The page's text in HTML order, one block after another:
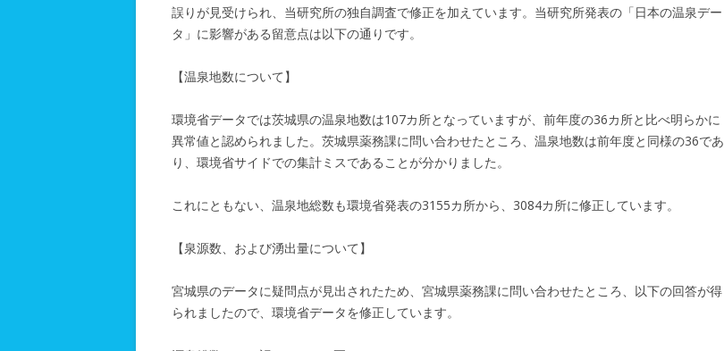
誤りが見受けられ、当研究所の独自調査で修正を加えています。当研究所発表の「日本の温泉デー
タ」に影響がある留意点は以下の通りです。
【温泉地数について】
環境省データでは茨城県の温泉地数は107カ所となっていますが、前年度の36カ所と比べ明らかに
異常値と認められました。茨城県薬務課に問い合わせたところ、温泉地数は前年度と同様の36であ
り、環境省サイドでの集計ミスであることが分かりました。
これにともない、温泉地総数も環境省発表の3155カ所から、3084カ所に修正しています。
【泉源数、および湧出量について】
宮城県のデータに疑問点が見出されたため、宮城県薬務課に問い合わせたところ、以下の回答が得
られましたので、環境省データを修正しています。